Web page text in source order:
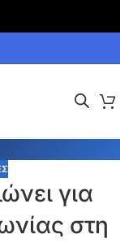
των 35€
για
στη